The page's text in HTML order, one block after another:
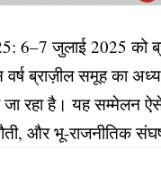
6–7 जुलाई 2025 को
वर्ष ब्राज़ील समूह का
जा रहा है। यह सम्मेलन
और भू-राजनीतिक